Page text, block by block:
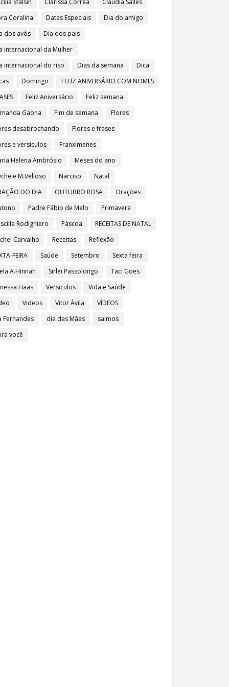
Coralina
Datas Especiais
Dia do amigo
dos avós
Dia dos pais
internacional da Mulher
internacional do riso
Dias da semana
Dica
Domingo
FELIZ ANIVERSÁRIO COM NOMES
Feliz Aniversário
Feliz semana
Gaona
Fim de semana
Flores
desabrochando
Flores e frases
e versiculos
Franximenes
Helena Ambrósio
Meses do ano
M.Velloso
Narciso
Natal
DO DIA
OUTUBRO ROSA
Orações
Padre Fábio de Melo
Primavera
Rodighiero
Páscoa
RECEITAS DE NATAL
Carvalho
Receitas
Reflexão
FEIRA
Saúde Setembro
Sexta feira
A.Hinnah
Sirlei Passolongo
Taci Goes
Haas
Versiculos
Vida e Saúde
Videos Vitor Ávila
VÍDEOS
Fernandes
dia das Mães
salmos
você